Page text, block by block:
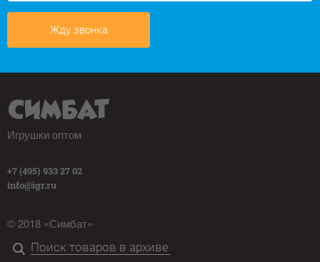
Жду звонка
Игрушки оптом
+7 (495) 933 27 02
info@igr.ru
© 2018 «Симбат»